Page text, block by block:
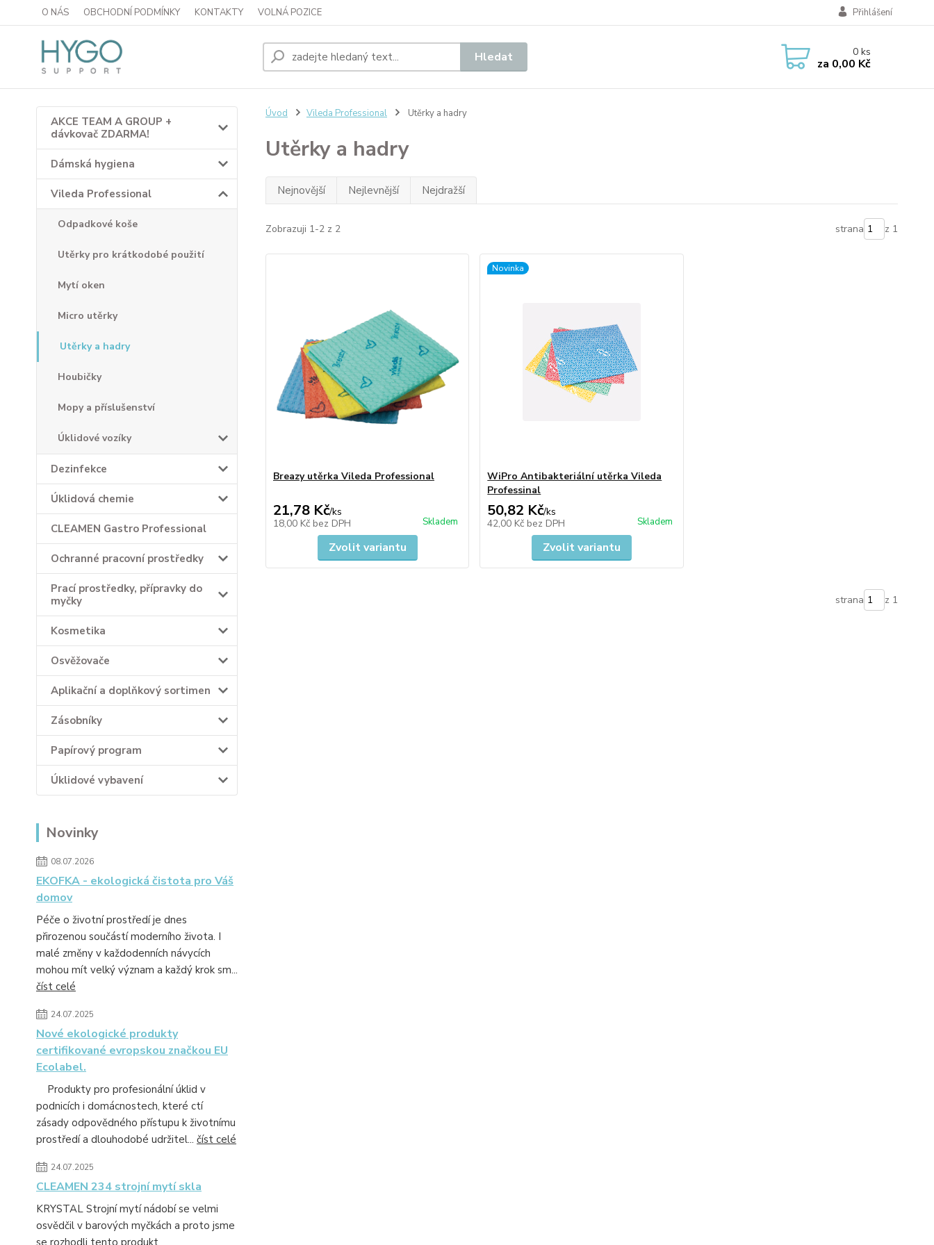
O NÁS OBCHODNÍ PODMÍNKY KONTAKTY VOLNÁ POZICE Přihlášení
Hledat 0ks
za 0,00 Kč
AKCE TEAM A GROUP +
dávkovač ZDARMA!
Dámská hygiena
Vileda Professional
Odpadkové koše
Utěrky pro krátkodobé použití
Mytí oken
Micro utěrky
Utěrky a hadry
Houbičky
Mopy a příslušenství
Úklidové vozíky
Dezinfekce
Úklidová chemie
CLEAMEN Gastro Professional
Ochranné pracovní prostředky
Prací prostředky, přípravky do
myčky
Kosmetika
Osvěžovače
Aplikační a doplňkový sortimen
Zásobníky
Papírový program
Úklidové vybavení
Novinky
08.07.2026
EKOFKA - ekologická čistota pro Váš
domov
Péče o životní prostředí je dnes
přirozenou součástí moderního života. I
malé změny v každodenních návycích
mohou mít velký význam a každý krok sm...
číst celé
24.07.2025
Nové ekologické produkty
certifikované evropskou značkou EU
Ecolabel.
Produkty pro profesionální úklid v
podnicích i domácnostech, které ctí
zásady odpovědného přístupu k životnímu
prostředí a dlouhodobé udržitel... číst celé
24.07.2025
CLEAMEN 234 strojní mytí skla
KRYSTAL Strojní mytí nádobí se velmi
osvědčil v barových myčkách a proto jsme
se rozhodli tento produkt
Úvod Vileda Professional Utěrky a hadry
Utěrky a hadry
Nejnovější Nejlevnější Nejdražší
Zobrazuji 1-2 z 2 strana z 1
Breazy utěrka Vileda Professional
21,78 Kč/ks
18,00 Kč bez DPH Skladem
Zvolit variantu
Novinka
WiPro Antibakteriální utěrka Vileda
Professinal
50,82 Kč/ks
42,00 Kč bez DPH Skladem
Zvolit variantu
strana z 1